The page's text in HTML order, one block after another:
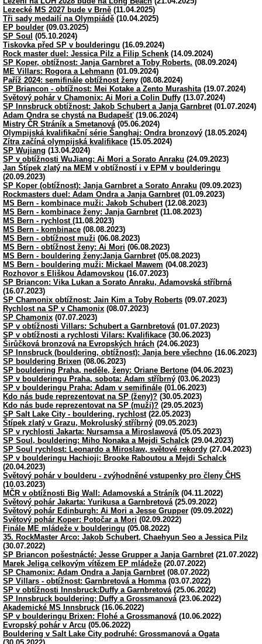
Lezecké MS 2027 bude v Brně (11.04.2025)
Tři sady medailí na Olympiádě (10.04.2025)
EP boulder (09.03.2025)
SP Soul (05.10.2024)
Tiskovka před SP v boulderingu (16.09.2024)
Rock master duel: Jessica Pilz a Filip Schenk (14.09.2024)
SP Koper, obtížnost: Janja Garnbret a Toby Roberts. (08.09.2024)
ME Villars: Rogora a Lehmann (01.09.2024)
Paříž 2024: semifinále obtížnost ženy (08.08.2024)
SP Briancon - obtížnost: Mei Kotake a Zento Murashita (19.07.2024)
Světový pohár v Chamonix: Ai Mori a Colin Duffy (13.07.2024)
SP Innsbruck obtížnost: Jakob Schubert a Janja Garnbret(01.07.2024)
Adam Ondra se chystá na Budapešť(19.06.2024)
Mistry ČR Stráník a Smetanová (05.06.2024)
Olympijská kvalifikační série Šanghaj: Ondra bronzový (18.05.2024)
Zítra začíná olympijská kvalifikace (15.05.2024)
SP Wujiang (13.04.2024)
SP v obtížnosti WuJiang: Ai Mori a Sorato Anraku (24.09.2023)
Jan Štípek zlatý na MEM v obtížností i v EPM v boulderingu
(20.09.2023)
SP Koper (obtížnost): Janja Garnbret a Sorato Anraku (09.09.2023)
Rockmasters duel: Adam Ondra a Janja Garnbret(01.09.2023)
MS Bern - kombinace muži: Jakob Schubert(12.08.2023)
MS Bern - kombinace ženy: Janja Garnbret(11.08.2023)
MS Bern - rychlost (11.08.2023)
MS Bern - kombinace (08.08.2023)
MS Bern - obtížnost muži (06.08.2023)
MS Bern - obtížnost ženy: Ai Mori (06.08.2023)
MS Bern - bouldering ženy:Janja Garnbret(05.08.2023)
MS Bern - bouldering muži: Mickael Mawem (04.08.2023)
Rozhovor s Eliškou Adamovskou (16.07.2023)
SP Briancon: Vika Lukan a Sorato Anraku, Adamovská stříbrná
(16.07.2023)
SP Chamonix obtížnost: Jain Kim a Toby Roberts (09.07.2023)
Rychlost na SP v Chamonix (08.07.2023)
SP Chamonix (07.07.2023)
SP v obtížnosti Villars: Schubert a Garnbretová (01.07.2023)
SP v obtížnosti a rychlosti Vilars: Kvalifikace (30.06.2023)
Širůčková bronzová na Evropských hrách (24.06.2023)
SP Innsbruck (bouldering, obtížnost): Janja bere všechno (16.06.2023)
SP bouldering Brixen (08.06.2023)
SP bouldering Praha, neděle, ženy: Oriane Bertone (04.06.2023)
SP v boulderingu Praha, sobota: Adam stříbrný (03.06.2023)
SP v boulderingu Praha: Adam v semifinále (01.06.2023)
Kdo nás bude reprezentovat na SP (ženy)? (30.05.2023)
Kdo nás bude reprezentovat na SP (muži)? (29.05.2023)
SP Salt Lake City - bouldering, rychlost(22.05.2023)
Štípek zlatý v Grazu, Mokroluský stříbrný (09.05.2023)
SP v rychlosti Jakarta: Nursamsa a Miroslawová (05.05.2023)
SP Soul, bouldering: Miho Nonaka a Mejdi Schalck (29.04.2023)
SP Soul rychlost: Leonardo a Miroslaw, světové rekordy (27.04.2023)
SP v boulderingu Hachioji: Brooke Raboutou a Mejdi Schalck
(20.04.2023)
Světový pohár v boulderu - zvýhodněné vstupenky pro členy ČHS
(10.03.2023)
MČR v obtížnosti Big Wall: Adamovská a Stráník (04.11.2022)
Světový pohár Jakarta: Yurikusa a Garnbretová (25.09.2022)
Světový pohár Edinburgh: Ai Mori a Jesse Grupper (09.09.2022)
Světový pohár Koper: Potočar a Mori (02.09.2022)
Finále ME mládeže v boulderingu (05.08.2022)
35. RockMaster Arco: Jakob Schubert, Chaehyun Seo a Jessica Pilz
(30.07.2022)
SP Briancon pošestnácté: Jesse Grupper a Janja Garnbret(21.07.2022)
Marek Jeliga celkovým vítězem EP mládeže (20.07.2022)
SP Chamonix: Adam Ondra a Janja Garnbret(08.07.2022)
SP Villars - obtížnost: Garnbretová a Homma (03.07.2022)
SP v obtížnosti Innsbruck:Duffy a Garnbretová (25.06.2022)
SP Innsbruck bouldering: Duffy a Grossmanová (23.06.2022)
Akademické MS Innsbruck (16.06.2022)
SP v boulderingu Brixen: Flohé a Grossmanová (10.06.2022)
Evropský pohár v Arcu (05.06.2022)
Bouldering v Salt Lake City podruhé: Grossmanová a Ogata